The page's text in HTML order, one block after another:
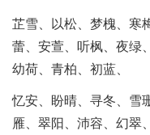
芷雪、以松、梦槐、寒
蕾、安萱、听枫、夜绿
幼荷、青柏、初蓝、
忆安、盼晴、寻冬、雪
雁、翠阳、沛容、幻翠